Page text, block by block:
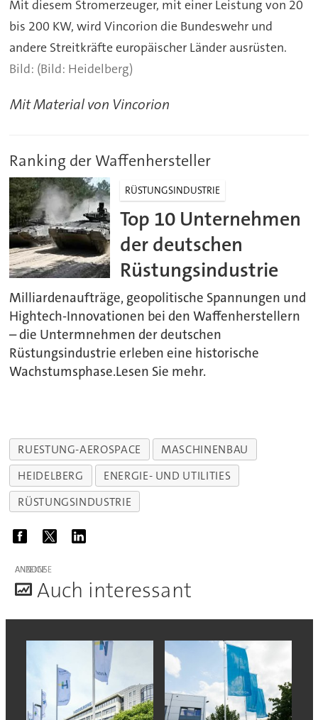
Mit diesem Stromerzeuger, mit einer Leistung von 20
bis 200 KW, wird Vincorion die Bundeswehr und
andere Streitkräfte europäischer Länder ausrüsten.
(Bild: Heidelberg)
Mit Material von Vincorion
Ranking der Waffenhersteller
RÜSTUNGSINDUSTRIE
Top 10 Unternehmen
der deutschen
Rüstungsindustrie
Milliardenaufträge, geopolitische Spannungen und
Hightech-Innovationen bei den Waffenherstellern
– die Untermnehmen der deutschen
Rüstungsindustrie erleben eine historische
Wachstumsphase.Lesen Sie mehr.
RUESTUNG-AEROSPACE
MASCHINENBAU
HEIDELBERG
ENERGIE- UND UTILITIES
RÜSTUNGSINDUSTRIE
ANZEIGE
Auch interessant